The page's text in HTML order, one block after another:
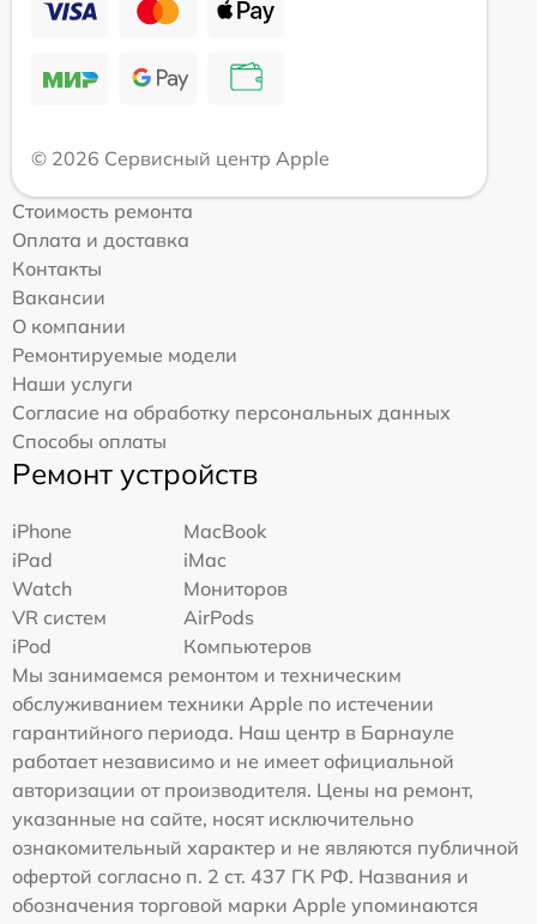
© 2026 Сервисный центр Apple
Стоимость ремонта
Оплата и доставка
Контакты
Вакансии
О компании
Ремонтируемые модели
Наши услуги
Согласие на обработку персональных данных
Способы оплаты
Ремонт устройств
iPhone
MacBook
iPad
iMac
Watch
Мониторов
VR систем
AirPods
iPod
Компьютеров
Мы занимаемся ремонтом и техническим
обслуживанием техники Apple по истечении
гарантийного периода. Наш центр в Барнауле
работает независимо и не имеет официальной
авторизации от производителя. Цены на ремонт,
указанные на сайте, носят исключительно
ознакомительный характер и не являются публичной
офертой согласно п. 2 ст. 437 ГК РФ. Названия и
обозначения торговой марки Apple упоминаются